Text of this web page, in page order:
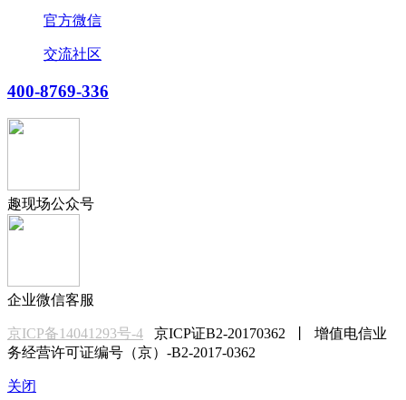
官方微信
交流社区
400-8769-336
趣现场公众号
企业微信客服
京ICP备14041293号-4 京ICP证B2-20170362 丨 增值电信业
务经营许可证编号（京）-B2-2017-0362
关闭